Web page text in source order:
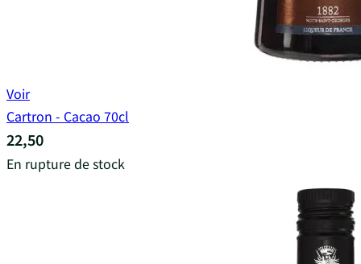
Voir
Cartron - Cacao 70cl
22,50
En rupture de stock